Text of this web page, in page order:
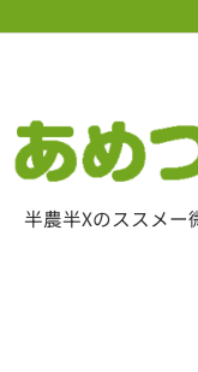
半農半Xのススメー